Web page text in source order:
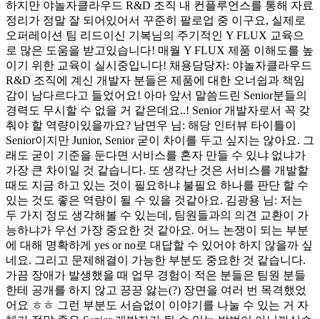
하지만 야놀자클라우드 R&D 조직 내 컨플루언스를 통해 자료
정리가 정말 잘 되어있어서 꾸준히 팔로업 중 이구요, 실제로
오퍼레이션 팀 리드이신 기복님의 주기적인 Y FLUX 교육으
로 많은 도움을 받고있습니다! 매월 Y FLUX 제품 이해도를 높
이기 위한 교육이 실시중입니다! 채용담당자: 야놀자클라우드
R&D 조직에 계신 개발자 분들은 제품에 대한 오너쉽과 책임
감이 남다르다고 들었어요! 아마 앞서 말씀드린 Senior분들의
경력도 무시할 수 없을 거 같은데요..! Senior 개발자로서 꼭 갖
춰야 할 역량이있을까요? 남면우 님: 해당 인터뷰 타이틀이
Senior이지만 Junior, Senior 굳이 차이를 두고 싶지는 않아요. 그
래도 굳이 기준을 둔다면 서비스를 혼자 만들 수 있냐 없냐가
가장 큰 차이일 것 같습니다. 또 생각난 것은 서비스를 개발할
때도 지금 하고 있는 것이 필요하냐 불필요 하나를 판단 할 수
있는 것도 좋은 역량이 될 수 있을 것같아요. 김광용 님: 저는
두 가지 정도 생각해볼 수 있는데, 팀원들과의 의견 교환이 가
능하냐가 우선 가장 중요한 것 같아요. 어느 논쟁이 되는 부분
에 대해 명확하게 yes or no로 대답할 수 있어야 하지 않을까 싶
네요. 그리고 문제해결이 가능한 부분도 중요한 것 같습니다.
가끔 장애가 발생했을 때 업무 경험이 적은 분들은 팀원 분들
한테 공개를 하지 않고 끙끙 앓는(?) 장면을 여러 번 목격했었
어요 ㅎㅎ 그런 부분도 서슴없이 이야기를 나눌 수 있는 거 자